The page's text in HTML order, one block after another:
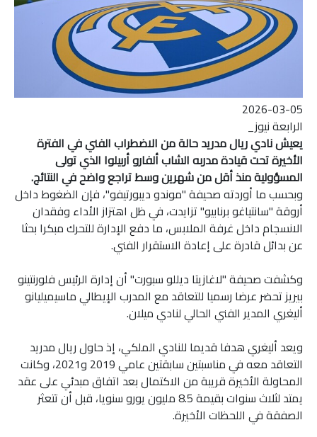
2026-03-05
الرابعة نيوز_
يعيش نادي ريال مدريد حالة من الاضطراب الفني في الفترة
الأخيرة تحت قيادة مدربه الشاب ألفارو أربيلوا الذي تولى
المسؤولية منذ أقل من شهرين وسط تراجع واضح في النتائج.
وبحسب ما أوردته صحيفة "موندو ديبورتيفو"، فإن الضغوط داخل
أروقة "سانتياغو برنابيو" تزايدت، في ظل اهتزاز الأداء وفقدان
الانسجام داخل غرفة الملابس، ما دفع الإدارة للتحرك مبكرا بحثا
عن بدائل قادرة على إعادة الاستقرار الفني.
وكشفت صحيفة "لاغازيتا ديللو سبورت" أن إدارة الرئيس فلورنتينو
بيريز تحضر عرضا رسميا للتعاقد مع المدرب الإيطالي ماسيميليانو
أليغري المدير الفني الحالي لنادي ميلان.
ويعد أليغري هدفا قديما للنادي الملكي، إذ حاول ريال مدريد
التعاقد معه في مناسبتين سابقتين عامي 2019 و2021، وكانت
المحاولة الأخيرة قريبة من الاكتمال بعد اتفاق مبدئي على عقد
يمتد لثلاث سنوات بقيمة 8.5 مليون يورو سنويا، قبل أن تتعثر
الصفقة في اللحظات الأخيرة.